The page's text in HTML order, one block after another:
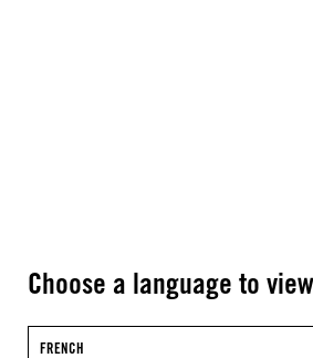
Choose a language to
FRENCH